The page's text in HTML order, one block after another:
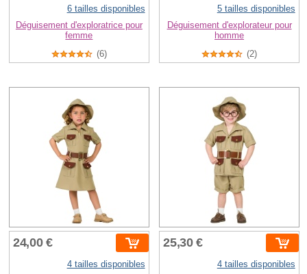
6 tailles disponibles
Déguisement d'exploratrice pour
femme
(6)
5 tailles disponibles
Déguisement d'explorateur pour
homme
(2)
24,00 €
4 tailles disponibles
25,30 €
4 tailles disponibles